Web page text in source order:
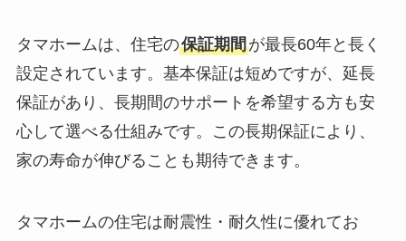
タマホームは、住宅の保証期間が最長60年と長く
設定されています。基本保証は短めですが、延長
保証があり、長期間のサポートを希望する方も安
心して選べる仕組みです。この長期保証により、
家の寿命が伸びることも期待できます。
タマホームの住宅は耐震性・耐久性に優れてお